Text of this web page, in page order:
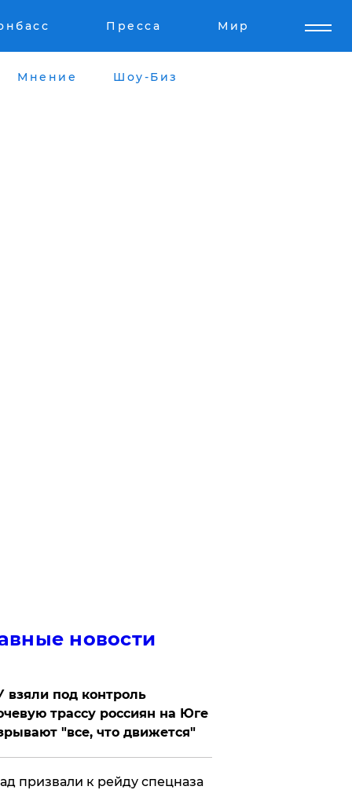
Пресса Мир
Мнение Шоу-Биз
новости
взяли под контроль
трассу россиян на Юге
"все, что движется"
призвали к рейду спецназа